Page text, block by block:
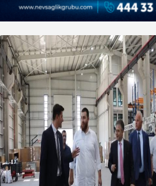
Marmara OSB Müteşebbis Heyeti
Toplantısı gerçekleştirildi